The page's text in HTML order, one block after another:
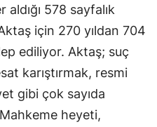
578 sayfalık
için 270 yıldan 704
ediliyor. Aktaş; suç
karıştırmak, resmi
gibi çok sayıda
heyeti,